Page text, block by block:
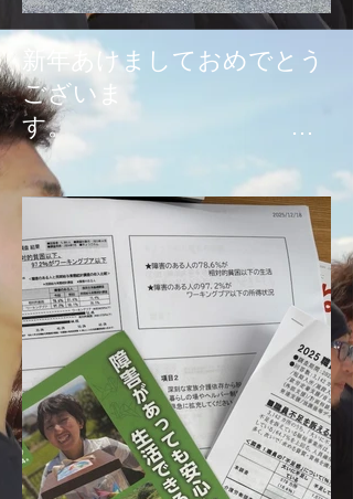
新年あけましておめでとう
ございま
す。
本年もどうぞよろしくお願
い申し上げます。